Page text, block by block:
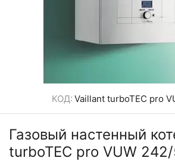
КОД: Vaillant turboTEC pro
Газовый настенный
turboTEC pro VUW